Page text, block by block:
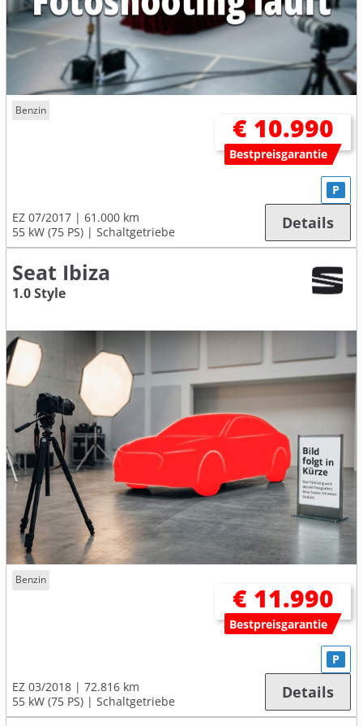
Benzin
€ 10.990
Bestpreisgarantie
EZ 07/2017
61.000 km
55 kW (75 PS)
Schaltgetriebe
P
Details
Seat Ibiza
1.0 Style
Benzin
€ 11.990
Bestpreisgarantie
EZ 03/2018
72.816 km
55 kW (75 PS)
Schaltgetriebe
P
Details